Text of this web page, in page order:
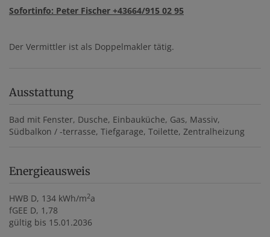
Sofortinfo: Peter Fischer +43664/915 02 95
Der Vermittler ist als Doppelmakler tätig.
Ausstattung
Bad mit Fenster Dusche Einbauküche Gas Massiv
Südbalkon / -terrasse Tiefgarage Toilette Zentralheizung
Energieausweis
HWB D, 134 kWh/m2a
fGEE D, 1,78
gültig bis 15.01.2036